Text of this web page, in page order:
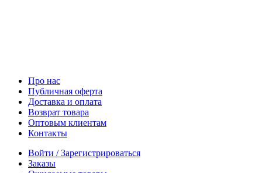
Про нас
Публичная оферта
Доставка и оплата
Возврат товара
Оптовым клиентам
Контакты
Войти / Зарегистрироваться
Заказы